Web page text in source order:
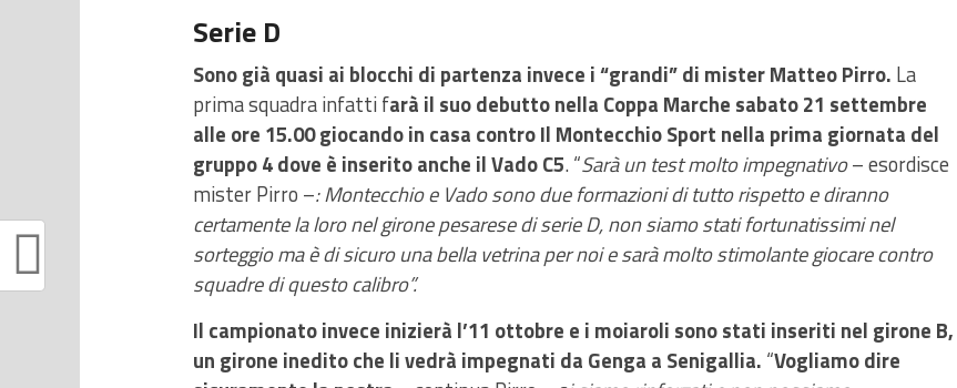
Serie D
Sono già quasi ai blocchi di partenza invece i “grandi” di mister Matteo Pirro. La
prima squadra infatti farà il suo debutto nella Coppa Marche sabato 21 settembre
alle ore 15.00 giocando in casa contro Il Montecchio Sport nella prima giornata del
gruppo 4 dove è inserito anche il Vado C5. “Sarà un test molto impegnativo– esordisce
mister Pirro –: Montecchio e Vado sono due formazioni di tutto rispetto e diranno
certamente la loro nel girone pesarese di serie D, non siamo stati fortunatissimi nel
sorteggio ma è di sicuro una bella vetrina per noi e sarà molto stimolante giocare contro
squadre di questo calibro”.
Il campionato invece inizierà l’11 ottobre e i moiaroli sono stati inseriti nel girone B,
un girone inedito che li vedrà impegnati da Genga a Senigallia. “Vogliamo dire